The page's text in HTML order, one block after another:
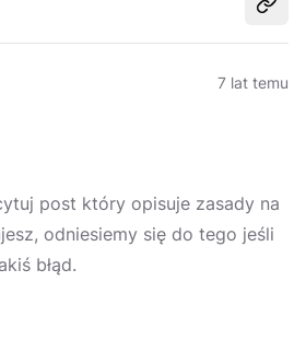
7 lat temu
post który opisuje zasady na
odniesiemy się do tego jeśli
błąd.